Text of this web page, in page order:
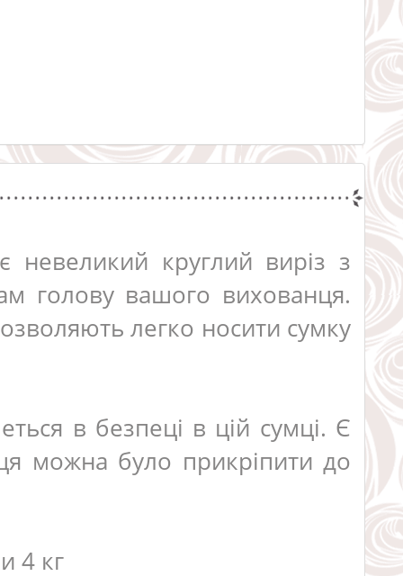
невеликий круглий виріз з
голову вашого вихованця.
легко носити сумку
в безпеці в цій сумці. Є
можна було прикріпити до
4 кг